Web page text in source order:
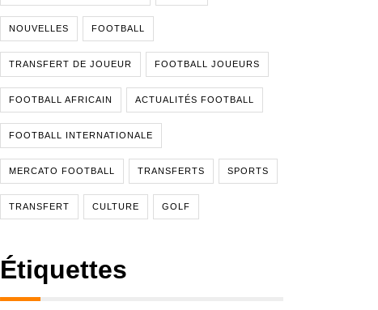
NOUVELLES FOOTBALL
TRANSFERT DE JOUEUR FOOTBALL JOUEURS
FOOTBALL AFRICAIN ACTUALITÉS FOOTBALL
FOOTBALL INTERNATIONALE
MERCATO FOOTBALL TRANSFERTS SPORTS
TRANSFERT CULTURE GOLF
Étiquettes